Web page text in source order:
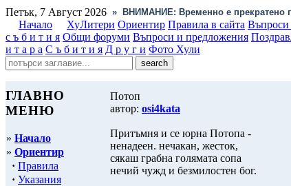
Петък, 7 Август 2026 » ВНИМАНИЕ: Временно е прекратено
Начало
ХуЛитери Ориентир Правила в сайта Въпроси
с ъ б и т и я Общи форуми Въпроси и предложения
и т а р а С ъ б и т и я Д р у г и Фото Хули
ГЛАВНО
МЕНЮ
» Начало
» Ориентир
· Правила
· Указания
Потоп
автор: osi4kata
Притъмня и се юрна Потопа -
ненадеен. нечакан, жесток,
сякаш грабна голямата сопа
нечий чужд и безмилостен бог.